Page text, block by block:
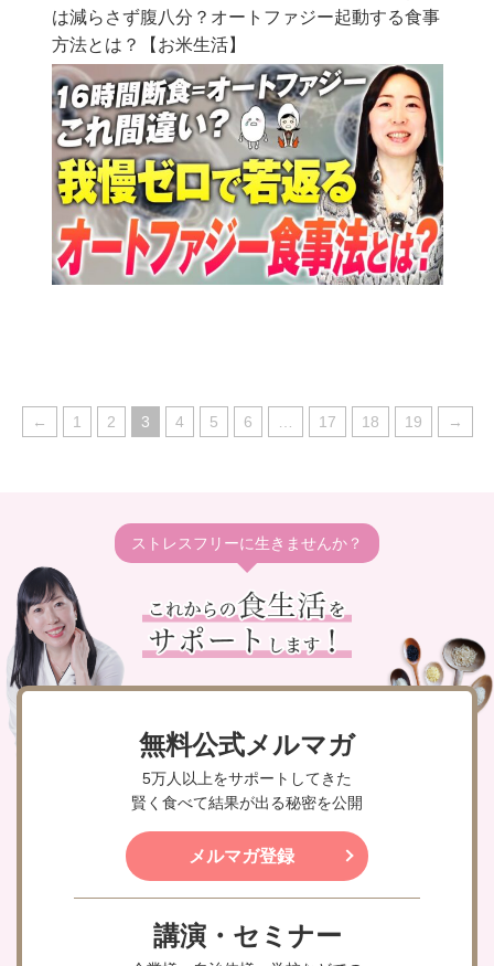
は減らさず腹八分？オートファジー起動する食事
方法とは？【お米生活】
← 1 2 3 4 5 6 17 18 19 →
ストレスフリーに生きませんか？
無料公式メルマガ
5万人以上をサポートしてきた
賢く食べて結果が出る秘密を公開
メルマガ登録
講演・セミナー